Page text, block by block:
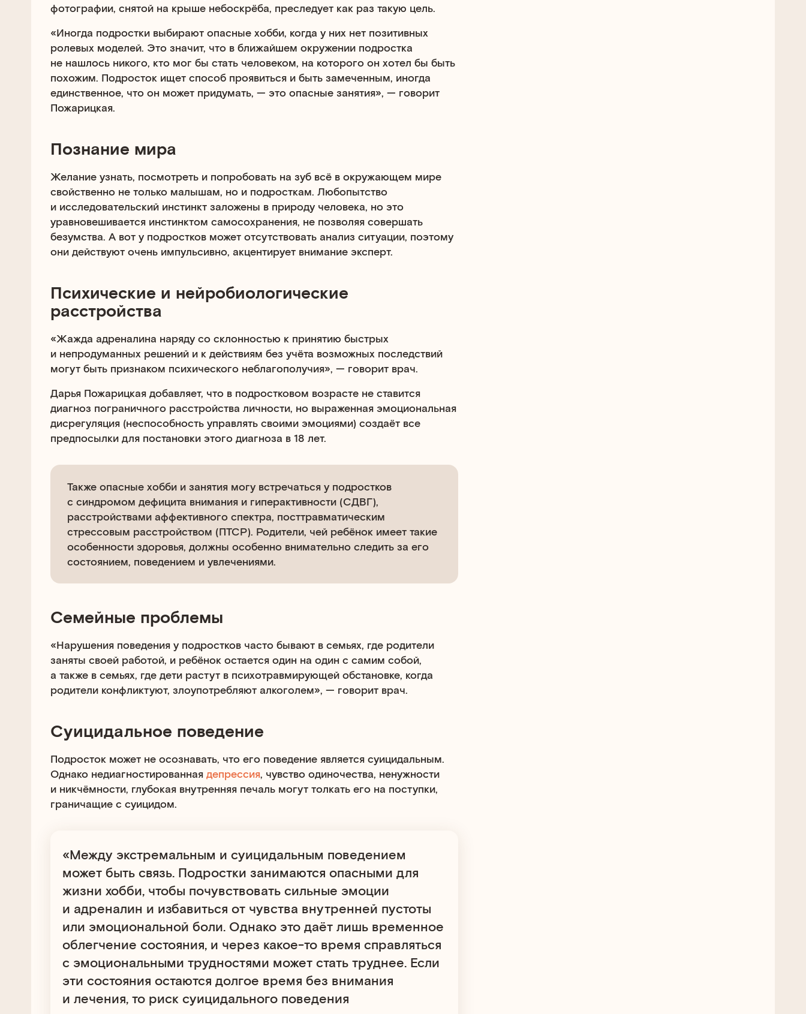
фотографии, снятой на крыше небоскрёба, преследует как раз такую цель.
«Иногда подростки выбирают опасные хобби, когда у них нет позитивных
ролевых моделей. Это значит, что в ближайшем окружении подростка
не нашлось никого, кто мог бы стать человеком, на которого он хотел бы быть
похожим. Подросток ищет способ проявиться и быть замеченным, иногда
единственное, что он может придумать, — это опасные занятия», — говорит
Пожарицкая.
Познание мира
Желание узнать, посмотреть и попробовать на зуб всё в окружающем мире
свойственно не только малышам, но и подросткам. Любопытство
и исследовательский инстинкт заложены в природу человека, но это
уравновешивается инстинктом самосохранения, не позволяя совершать
безумства. А вот у подростков может отсутствовать анализ ситуации, поэтому
они действуют очень импульсивно, акцентирует внимание эксперт.
Психические и нейробиологические
расстройства
«Жажда адреналина наряду со склонностью к принятию быстрых
и непродуманных решений и к действиям без учёта возможных последствий
могут быть признаком психического неблагополучия», — говорит врач.
Дарья Пожарицкая добавляет, что в подростковом возрасте не ставится
диагноз пограничного расстройства личности, но выраженная эмоциональная
дисрегуляция (неспособность управлять своими эмоциями) создаёт все
предпосылки для постановки этого диагноза в 18 лет.
Также опасные хобби и занятия могу встречаться у подростков
с синдромом дефицита внимания и гиперактивности (СДВГ),
расстройствами аффективного спектра, посттравматическим
стрессовым расстройством (ПТСР). Родители, чей ребёнок имеет такие
особенности здоровья, должны особенно внимательно следить за его
состоянием, поведением и увлечениями.
Семейные проблемы
«Нарушения поведения у подростков часто бывают в семьях, где родители
заняты своей работой, и ребёнок остается один на один с самим собой,
а также в семьях, где дети растут в психотравмирующей обстановке, когда
родители конфликтуют, злоупотребляют алкоголем», — говорит врач.
Суицидальное поведение
Подросток может не осознавать, что его поведение является суицидальным.
Однако недиагностированная депрессия, чувство одиночества, ненужности
и никчёмности, глубокая внутренняя печаль могут толкать его на поступки,
граничащие с суицидом.
«Между экстремальным и суицидальным поведением
может быть связь. Подростки занимаются опасными для
жизни хобби, чтобы почувствовать сильные эмоции
и адреналин и избавиться от чувства внутренней пустоты
или эмоциональной боли. Однако это даёт лишь временное
облегчение состояния, и через какое-то время справляться
с эмоциональными трудностями может стать труднее. Если
эти состояния остаются долгое время без внимания
и лечения, то риск суицидального поведения